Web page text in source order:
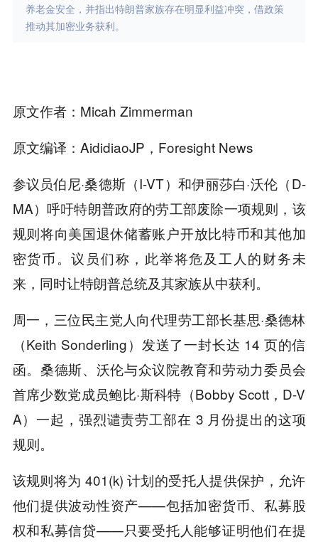
养老金安全，并指出特朗普家族存在明显利益冲突，借政策
推动其加密业务获利。
原文作者：Micah Zimmerman
原文编译：AididiaoJP，Foresight News
参议员伯尼·桑德斯（I-VT）和伊丽莎白·沃伦（D-
MA）呼吁特朗普政府的劳工部废除一项规则，该
规则将向美国退休储蓄账户开放比特币和其他加
密货币。议员们称，此举将危及工人的财务未
来，同时让特朗普总统及其家族从中获利。
周一，三位民主党人向代理劳工部长基思·桑德林
（Keith Sonderling）发送了一封长达 14 页的信
函。桑德斯、沃伦与众议院教育和劳动力委员会
首席少数党成员鲍比·斯科特（Bobby Scott，D-V
A）一起，强烈谴责劳工部在 3 月份提出的这项
规则。
该规则将为 401(k) 计划的受托人提供保护，允许
他们提供波动性资产——包括加密货币、私募股
权和私募信贷——只要受托人能够证明他们在提